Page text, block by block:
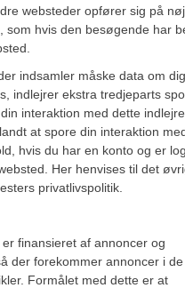
websteder opfører sig på
som hvis den besøgende har
indsamler måske data om dig,
indlejrer ekstra tredjeparts
interaktion med dette
at spore din interaktion
hvis du har en konto og er
Her henvises til det
privatlivspolitik.
finansieret af annoncer og
der forekommer annoncer i de
Formålet med dette er at